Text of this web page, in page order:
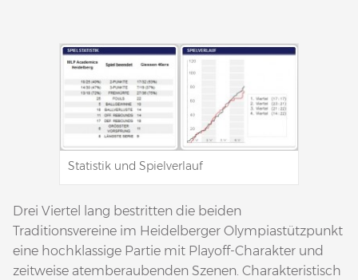
Statistik und Spielverlauf
Drei Viertel lang bestritten die beiden
Traditionsvereine im Heidelberger Olympiastützpunkt
eine hochklassige Partie mit Playoff-Charakter und
zeitweise atemberaubenden Szenen. Charakteristisch